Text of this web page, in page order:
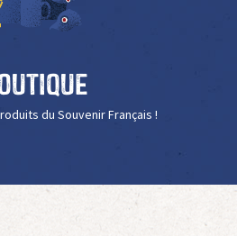
du Souvenir Français !